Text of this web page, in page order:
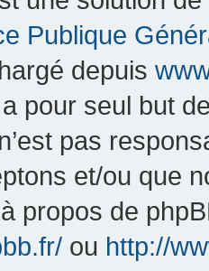
Publique
depuis
pour seul but
pas
et/ou que
propos de
ou http://